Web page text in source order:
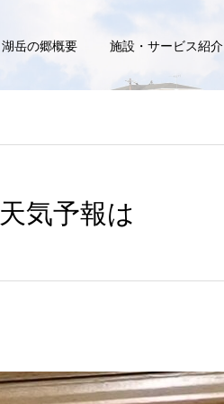
湖岳の郷概要 施設・サービス紹介
天気予報は